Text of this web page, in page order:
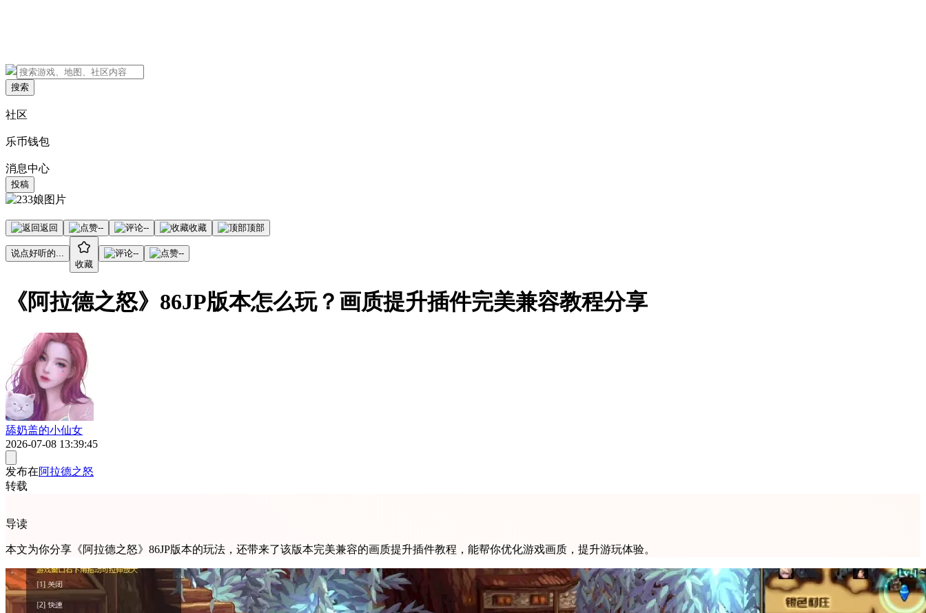
搜索
社区
乐币钱包
消息中心
投稿
返回 -- -- 收藏 顶部
说点好听的...
收藏
-- --
《阿拉德之怒》86JP版本怎么玩？画质提升插件完美兼容教程分享
舔奶盖的小仙女
2026-07-08 13:39:45
发布在阿拉德之怒
转载
导读
本文为你分享《阿拉德之怒》86JP版本的玩法，还带来了该版本完美兼容的画质提升插件教程，能帮你优化游戏画质，提升游玩体验。